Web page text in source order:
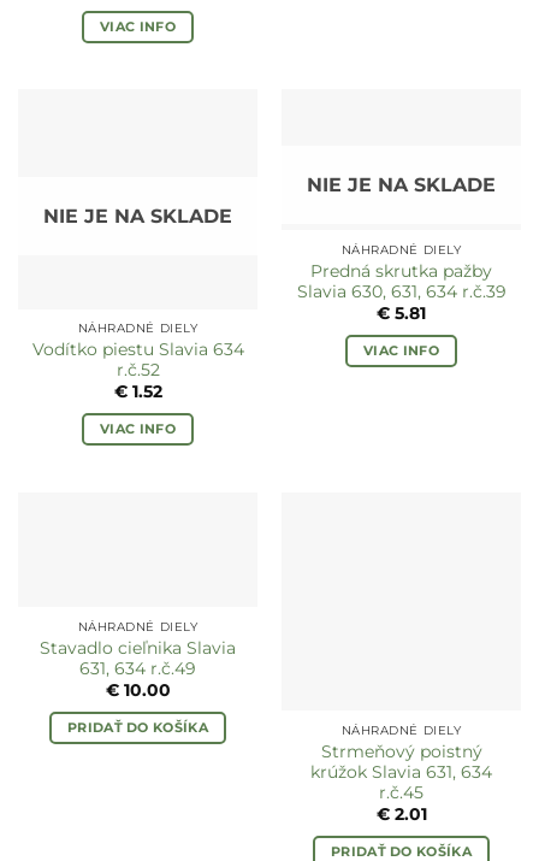
VIAC INFO
NIE JE NA SKLADE
NÁHRADNÉ DIELY
Vodítko piestu Slavia 634
r.č.52
€1.52
VIAC INFO
NIE JE NA SKLADE
NÁHRADNÉ DIELY
Predná skrutka pažby
Slavia 630, 631, 634 r.č.39
€ 5.81
VIAC INFO
NÁHRADNÉ DIELY
Stavadlo cieľnika Slavia
631, 634 r.č.49
€10.00
PRIDAŤ DO KOŠÍKA NÁHRADNÉ DIELY
Strmeňový poistný
krúžok Slavia 631, 634
r.č.45
€2.01
PRIDAŤ DO KOŠÍKA